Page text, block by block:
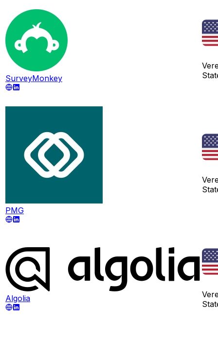
SurveyMonkey
PMG
Algolia